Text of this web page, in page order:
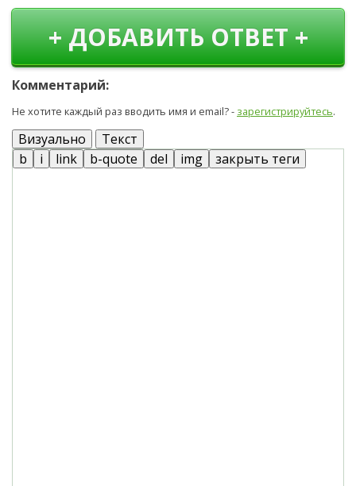
+ ДОБАВИТЬ ОТВЕТ +
Комментарий:
Не хотите каждый раз вводить имя и email? - зарегистрируйтесь.
Визуально Текст